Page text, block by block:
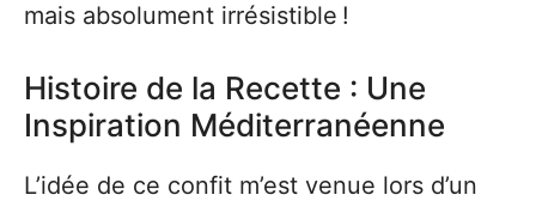
mais absolument irrésistible !
Histoire de la Recette : Une
Inspiration Méditerranéenne
L’idée de ce confit m’est venue lors d’un